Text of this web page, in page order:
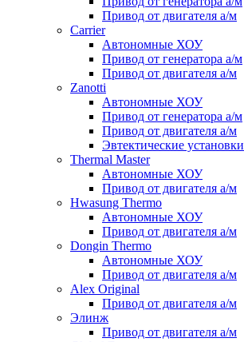
Привод от двигателя а/м
Carrier
Автономные ХОУ
Привод от генератора а/м
Привод от двигателя а/м
Zanotti
Автономные ХОУ
Привод от генератора а/м
Привод от двигателя а/м
Эвтектические установки
Thermal Master
Автономные ХОУ
Привод от двигателя а/м
Hwasung Thermo
Автономные ХОУ
Привод от двигателя а/м
Dongin Thermo
Автономные ХОУ
Привод от двигателя а/м
Alex Original
Привод от двигателя а/м
Элинж
Привод от двигателя а/м